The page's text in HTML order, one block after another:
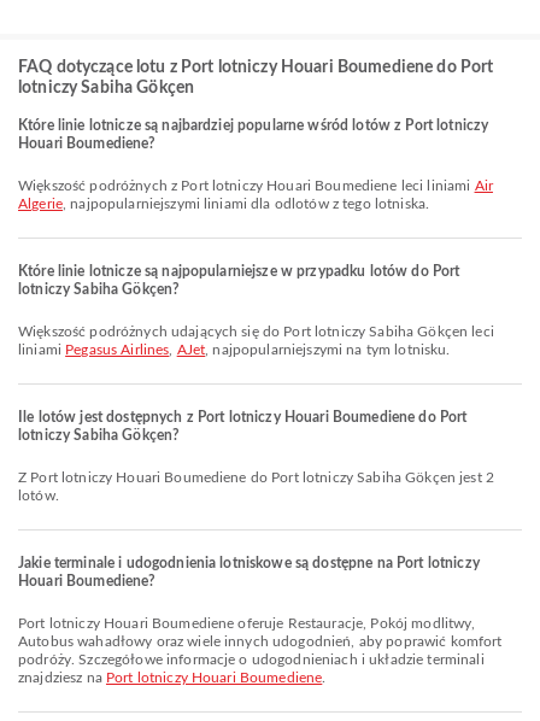
FAQ dotyczące lotu z Port lotniczy Houari Boumediene do Port
lotniczy Sabiha Gökçen
Które linie lotnicze są najbardziej popularne wśród lotów z Port lotniczy
Houari Boumediene?
Większość podróżnych z Port lotniczy Houari Boumediene leci liniami Air
Algerie, najpopularniejszymi liniami dla odlotów z tego lotniska.
Które linie lotnicze są najpopularniejsze w przypadku lotów do Port
lotniczy Sabiha Gökçen?
Większość podróżnych udających się do Port lotniczy Sabiha Gökçen leci
liniami Pegasus Airlines AJet , najpopularniejszymi na tym lotnisku.
Ile lotów jest dostępnych z Port lotniczy Houari Boumediene do Port
lotniczy Sabiha Gökçen?
Z Port lotniczy Houari Boumediene do Port lotniczy Sabiha Gökçen jest 2
lotów.
Jakie terminale i udogodnienia lotniskowe są dostępne na Port lotniczy
Houari Boumediene?
Port lotniczy Houari Boumediene oferuje Restauracje, Pokój modlitwy,
Autobus wahadłowy oraz wiele innych udogodnień, aby poprawić komfort
podróży. Szczegółowe informacje o udogodnieniach i układzie terminali
znajdziesz na Port lotniczy Houari Boumediene